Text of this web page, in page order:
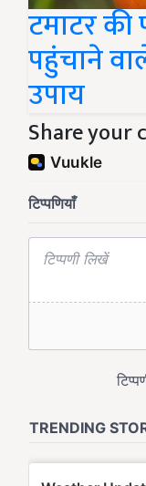
टमाटर
पहुंचाने
उपाय
Share your